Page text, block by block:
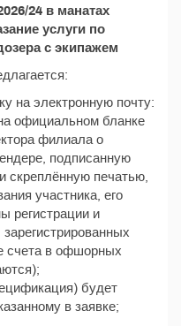
24 в манатах
услуги по
с экипажем
на электронную почту:
официальном бланке
филиала о
подписанную
печатью,
участника, его
регистрации и
счета в офшорных
будет
в заявке;